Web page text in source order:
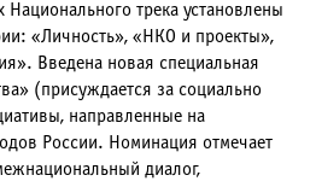
Национального трека установлены
«Личность», «НКО и проекты»,
Введена новая специальная
(присуждается за социально
направленные на
России. Номинация отмечает
диалог,